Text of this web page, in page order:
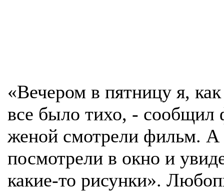
«Вечером в пятницу я,
все было тихо, -
женой смотрели фильм. А
посмотрели в окно и
какие-то рисунки».